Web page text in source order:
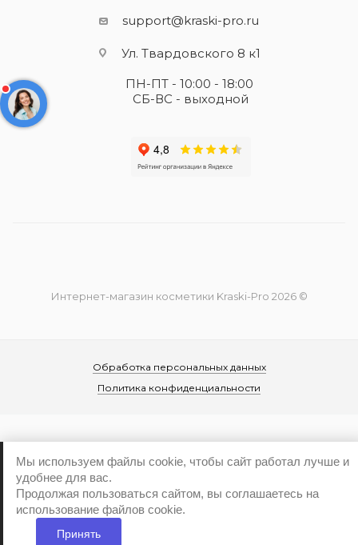
support@kraski-pro.ru
Ул. Твардовского 8 к1
ПН-ПТ - 10:00 - 18:00
СБ-ВС - выходной
Интернет-магазин косметики Kraski-Pro 2026 ©
Обработка персональных данных
Политика конфиденциальности
Мы используем файлы cookie, чтобы сайт работал лучше и
удобнее для вас.
Продолжая пользоваться сайтом, вы соглашаетесь на
использование файлов cookie.
Принять